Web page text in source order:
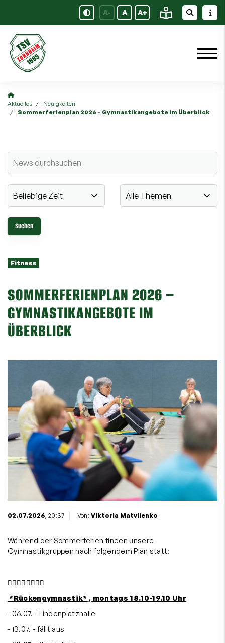
A- A A+
Aktuelles
Neuigkeiten
Sommerferienplan 2026 – Gymnastikangebote im Überblick
Fitness
SOMMERFERIENPLAN 2026 –
GYMNASTIKANGEBOTE IM
ÜBERBLICK
02.07.2026 , 20:37 Von: Viktoria Matviienko
Während der Sommerferien finden unsere
Gymnastikgruppen nach folgendem Plan statt:
🤸‍♀️🤸‍♀️🤸‍♀️🤸‍♀️
*Rückengymnastik* , montags 18.10-19.10 Uhr
- 06.07. - Lindenplatzhalle
- 13.07. - fällt aus